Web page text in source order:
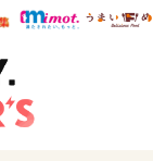
ウレぴあ総研 デ
mimot.